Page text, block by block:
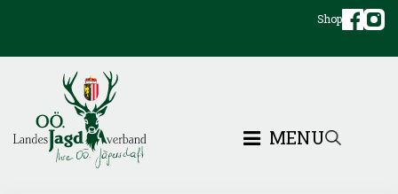
Shop
MENU